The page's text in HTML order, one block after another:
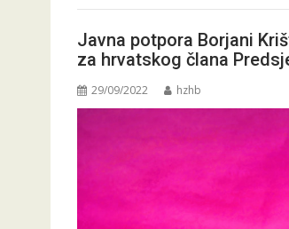
Javna potpora Borjani
za hrvatskog člana
29/09/2022 hzhb